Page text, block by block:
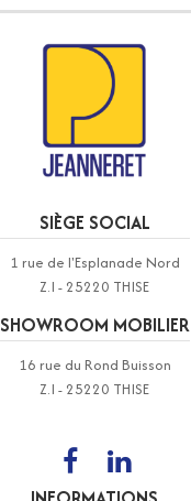
SIÈGE SOCIAL
1 rue de l'Esplanade Nord
Z.I - 25220 THISE
SHOWROOM MOBILIER
16 rue du Rond Buisson
Z.I - 25220 THISE